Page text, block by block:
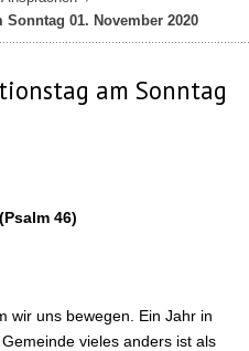
01. November 2020
am Sonntag
46)
wir uns bewegen. Ein Jahr in
vieles anders ist als